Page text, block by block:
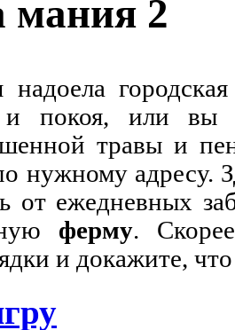
мания 2
покоя, или вы
травы и
нужному адресу.
от ежедневных
ферму.
и докажите,